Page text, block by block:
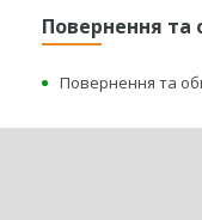
Повернення та
Повернення та